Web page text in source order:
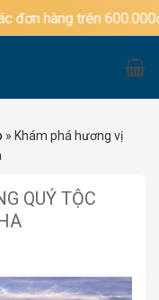
trên 600.000đ
» Khám phá hương vị
QUÝ TỘC